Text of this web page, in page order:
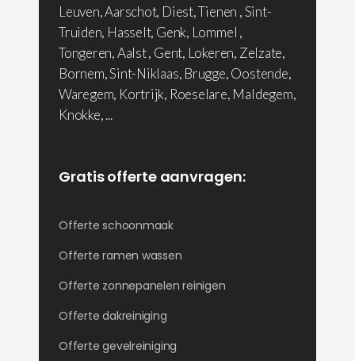
Leuven, Aarschot, Diest, Tienen , Sint-
Truiden, Hasselt, Genk, Lommel ,
Tongeren, Aalst , Gent, Lokeren, Zelzate,
Bornem, Sint-Niklaas, Brugge, Oostende,
Waregem, Kortrijk, Roeselare, Maldegem,
Knokke, ...
Gratis offerte aanvragen:
Offerte schoonmaak
Offerte ramen wassen
Offerte zonnepanelen reinigen
Offerte dakreiniging
Offerte gevelreiniging